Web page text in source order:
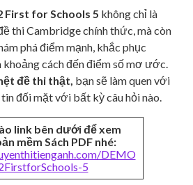
First for Schools 5 không chỉ là
thi Cambridge chính thức, mà còn
phá điểm mạnh, khắc phục
khoảng cách đến điểm số mơ ước.
đề thi thật, bạn sẽ làm quen với
đối mặt với bất kỳ câu hỏi nào.
link bên dưới để xem
mềm Sách PDF nhé:
DEMO
5